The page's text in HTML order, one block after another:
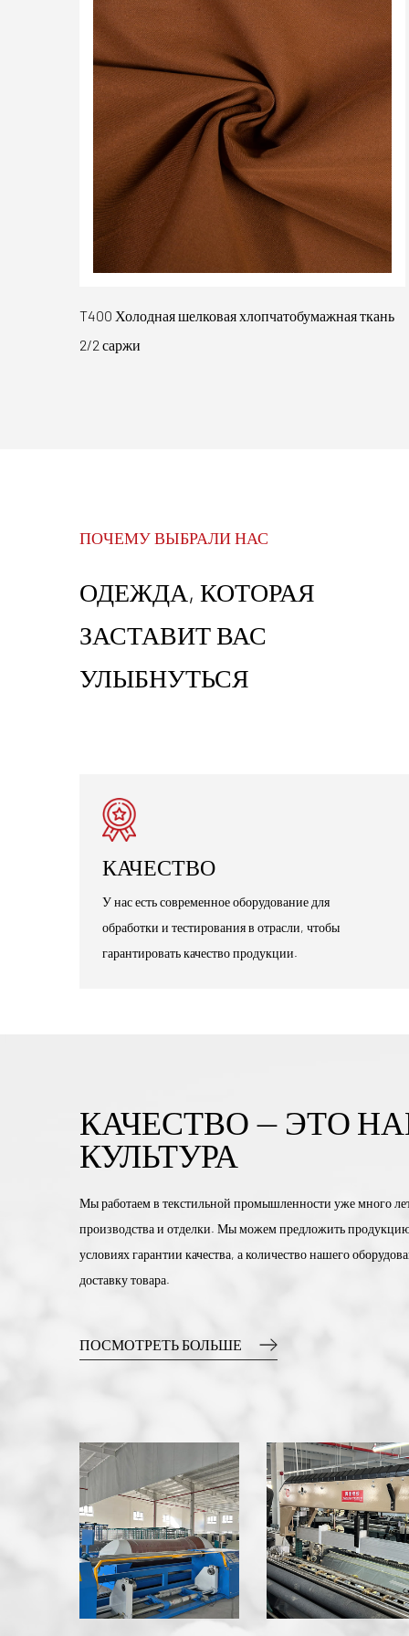
Ткань Taslong из матового полиэстера 228T
ПОЧЕМУ ВЫБРАЛИ НАС
ОДЕЖДА, КОТОРАЯ
ЗАСТАВИТ ВАС
УЛЫБНУТЬСЯ
КАЧЕСТВО
У нас есть современное оборудование для
обработки и тестирования в отрасли, чтобы
гарантировать качество продукции.
КАЧЕСТВО — ЭТО
КУЛЬТУРА
Мы работаем в текстильной промышленности уже много
производства и отделки. Мы можем предложить
условиях гарантии качества, а количество нашего
доставку товара.
ПОСМОТРЕТЬ БОЛЬШЕ